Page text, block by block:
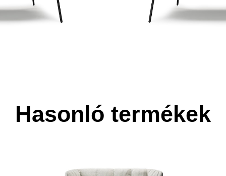
Hasonló termékek